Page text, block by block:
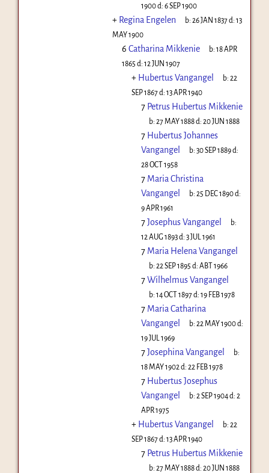
1900d: 6 SEP 1900
+ Regina Engelen b:26 JAN 1837d:13
MAY 1900
6 Catharina Mikkenie b:18 APR
1865 d: 12 JUN 1907
+ Hubertus Vangangel b:22
SEP 1867d: 13 APR 1940
7 Petrus Hubertus Mikkenie
b:27 MAY 1888d:20 JUN 1888
7 Hubertus Johannes
Vangangel
b:30 SEP 1889d:
28 OCT 1958
7 Maria Christina
Vangangel
b:25 DEC 1890d:
9 APR 1961
7Josephus Vangangel
b:
12 AUG 1893d: 3 JUL 1961
7 Maria Helena Vangangel
b:22 SEP 1895 d:ABT 1966
7Wilhelmus Vangangel
b:14 OCT 1897d:19 FEB 1978
7 Maria Catharina
Vangangel
b:22 MAY 1900d:
19 JUL 1969
7Josephina Vangangel
b:
18 MAY 1902 d: 22 FEB 1978
7 Hubertus Josephus
Vangangel
b:2 SEP 1904d:2
APR 1975
+ Hubertus Vangangel b:22
SEP 1867d: 13 APR 1940
7 Petrus Hubertus Mikkenie
b:27 MAY 1888d:20 JUN 1888